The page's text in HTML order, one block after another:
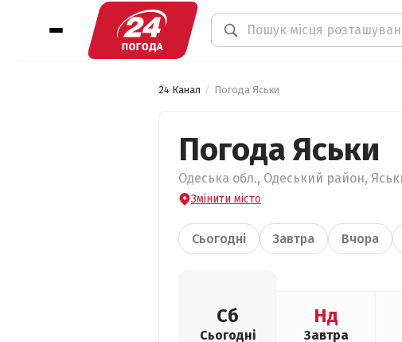
24 Канал Погода Яськи
Погода Яськи
Одеська обл., Одеський район,
Змінити місто
Сьогодні Завтра Вчора
Сб
Сьогодні
Нд
Завтра